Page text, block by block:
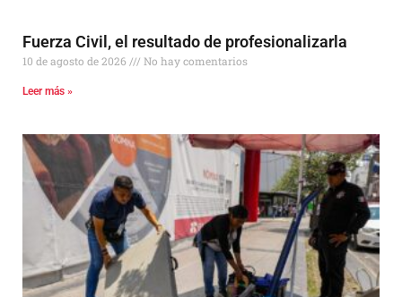
Fuerza Civil, el resultado de profesionalizarla
10 de agosto de 2026 No hay comentarios
Leer más »